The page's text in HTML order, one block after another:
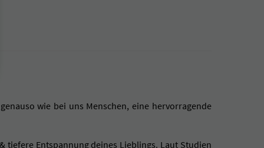
wie bei uns Menschen, eine hervorragende
Entspannung deines Lieblings. Laut Studien